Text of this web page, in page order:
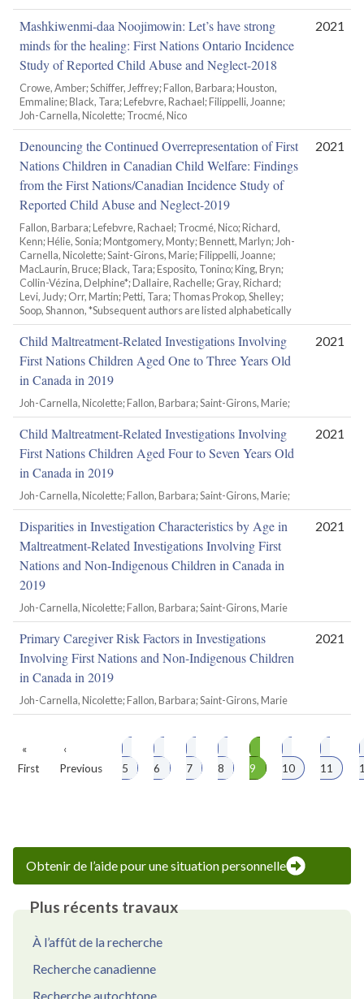
Mashkiwenmi-daa Noojimowin: Let’s have strong
minds for the healing: First Nations Ontario Incidence
Study of Reported Child Abuse and Neglect-2018
Crowe, Amber; Schiffer, Jeffrey; Fallon, Barbara; Houston,
Emmaline; Black, Tara; Lefebvre, Rachael; Filippelli, Joanne;
Joh-Carnella, Nicolette; Trocmé, Nico
2021
Denouncing the Continued Overrepresentation of First
Nations Children in Canadian Child Welfare: Findings
from the First Nations/Canadian Incidence Study of
Reported Child Abuse and Neglect-2019
Fallon, Barbara; Lefebvre, Rachael; Trocmé, Nico; Richard,
Kenn; Hélie, Sonia; Montgomery, Monty; Bennett, Marlyn; Joh-
Carnella, Nicolette; Saint-Girons, Marie; Filippelli, Joanne;
MacLaurin, Bruce; Black, Tara; Esposito, Tonino; King, Bryn;
Collin-Vézina, Delphine*; Dallaire, Rachelle; Gray, Richard;
Levi, Judy; Orr, Martin; Petti, Tara; Thomas Prokop, Shelley;
Soop, Shannon, *Subsequent authors are listed alphabetically
2021
Child Maltreatment-Related Investigations Involving
First Nations Children Aged One to Three Years Old
in Canada in 2019
Joh-Carnella, Nicolette; Fallon, Barbara; Saint-Girons, Marie;
2021
Child Maltreatment-Related Investigations Involving
First Nations Children Aged Four to Seven Years Old
in Canada in 2019
Joh-Carnella, Nicolette; Fallon, Barbara; Saint-Girons, Marie;
2021
Disparities in Investigation Characteristics by Age in
Maltreatment-Related Investigations Involving First
Nations and Non-Indigenous Children in Canada in
2019
Joh-Carnella, Nicolette; Fallon, Barbara; Saint-Girons, Marie
2021
Primary Caregiver Risk Factors in Investigations
Involving First Nations and Non-Indigenous Children
in Canada in 2019
Joh-Carnella, Nicolette; Fallon, Barbara; Saint-Girons, Marie
2021
Pagination
Première
page
«
First
Page
précédente
‹
Previous
Page
5
Page
6
Page
7
Page
8
Page
9
10
11
Obtenir de l’aide pour une situation personnelle
Plus récents travaux
À l’affût de la recherche
Recherche canadienne
Recherche autochtone